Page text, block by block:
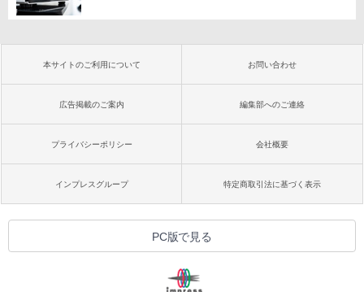
本サイトのご利用について お問い合わせ
広告掲載のご案内 編集部へのご連絡
プライバシーポリシー 会社概要
インプレスグループ 特定商取引法に基づく表示
PC版で見る